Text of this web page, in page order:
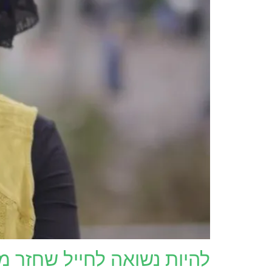
להיות נשואה לחייל שחזר